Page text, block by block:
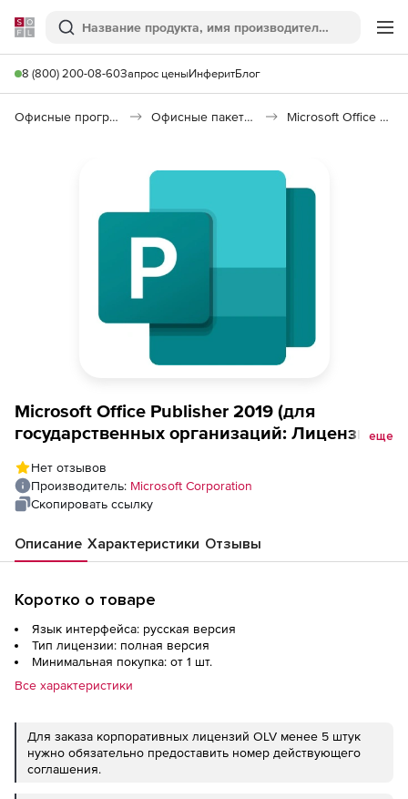
Softline
Поиск
8 (800) 200-08-60Запрос ценыИнферитБлог
Офисные программы Офисные пакеты Microsoft Office Microsoft Office Publisher 2021
Microsoft Office Publisher 2019 (для
государственных организаций: Лицензияеще
Нет отзывов
Производитель: Microsoft Corporation
Скопировать ссылку
Описание Характеристики Отзывы
Коротко о товаре
Язык интерфейса: русская версия
Тип лицензии: полная версия
Минимальная покупка: от 1 шт.
Все характеристики
Для заказа корпоративных лицензий OLV менее 5 штук
нужно обязательно предоставить номер действующего
соглашения.